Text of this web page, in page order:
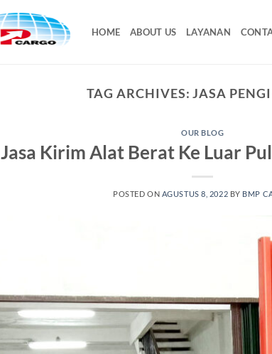
HOME ABOUT US LAYANAN
TAG ARCHIVES:JASA
OUR BLOG
Jasa Kirim Alat Berat Ke Luar
POSTED ON AGUSTUS 8, 2022 BY BMP